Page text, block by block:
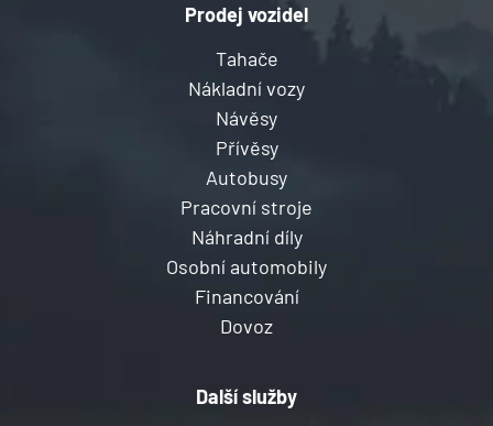
Prodej vozidel
Tahače
Nákladní vozy
Návěsy
Přívěsy
Autobusy
Pracovní stroje
Náhradní díly
Osobní automobily
Financování
Dovoz
Další služby